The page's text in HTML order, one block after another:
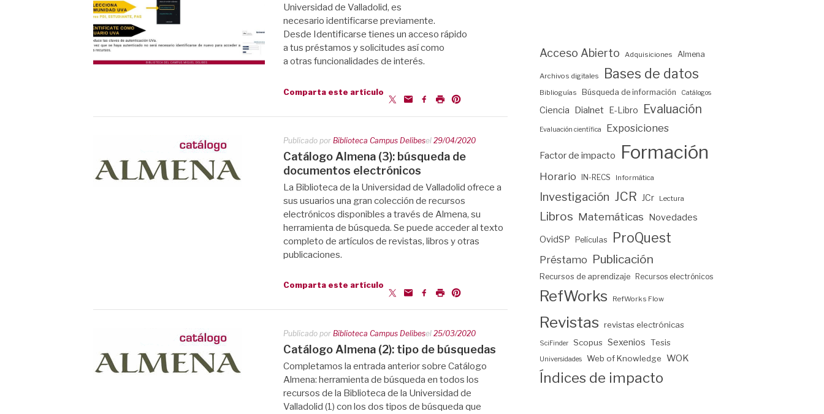
Universidad de Valladolid, es
necesario identificarse previamente.
Desde Identificarse tienes un acceso rápido
a tus préstamos y solicitudes así como
a otras funcionalidades de interés.
Comparta este artículo
Publicado por Biblioteca Campus Delibesel 29/04/2020
Catálogo Almena (3): búsqueda de
documentos electrónicos
La Biblioteca de la Universidad de Valladolid ofrece a
sus usuarios una gran colección de recursos
electrónicos disponibles a través de Almena, su
herramienta de búsqueda. Se puede acceder al texto
completo de artículos de revistas, libros y otras
publicaciones.
Comparta este artículo
Publicado por Biblioteca Campus Delibesel 25/03/2020
Catálogo Almena (2): tipo de búsquedas
Completamos la entrada anterior sobre Catálogo
Almena: herramienta de búsqueda en todos los
recursos de la Biblioteca de la Universidad de
Valladolid (1) con los dos tipos de búsqueda que
Acceso Abierto Adquisiciones Almena
Archivos digitales Bases de datos
Biblioguías Búsqueda de información Catálogos
Ciencia Dialnet E-Libro Evaluación
Evaluación científica Exposiciones
Factor de impacto Formación
Horario IN-RECS Informática
Investigación JCR JCr Lectura
Libros Matemáticas Novedades
OvidSP Películas ProQuest
Préstamo Publicación
Recursos de aprendizaje Recursos electrónicos
RefWorks RefWorks Flow
Revistas revistas electrónicas
SciFinder Scopus Sexenios Tesis
Universidades Web of Knowledge WOK
Índices de impacto